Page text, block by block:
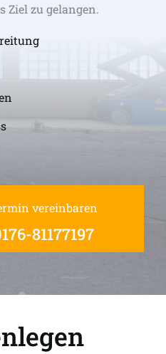
Ziel zu gelangen.
vereinbaren
81177197